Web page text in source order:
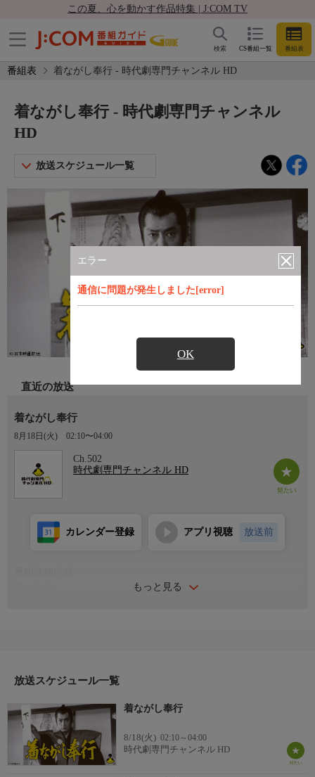
この夏、心を動かす作品特集 | J:COM TV
CS番組一覧 番組表
検索
番組表 着ながし奉行 - 時代劇専門チャンネル HD
エラー
通信に問題が発生しました[error]
OK
着ながし奉行 - 時代劇専門チャンネル
HD
放送スケジュール一覧
直近の放送
着ながし奉行
8月18日(火) 02:10〜04:00
Ch.502
時代劇専門チャンネル HD
もっと見る
カレンダー登録 アプリ視聴 放送前
放送スケジュール一覧
着ながし奉行
8/18(火) 02:10～04:00
時代劇専門チャンネル HD